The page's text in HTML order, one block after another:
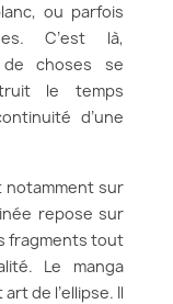
ou parfois
C’est là,
de choses se
le temps
d’une
notamment sur
repose sur
fragments tout
Le manga
de l’ellipse. Il